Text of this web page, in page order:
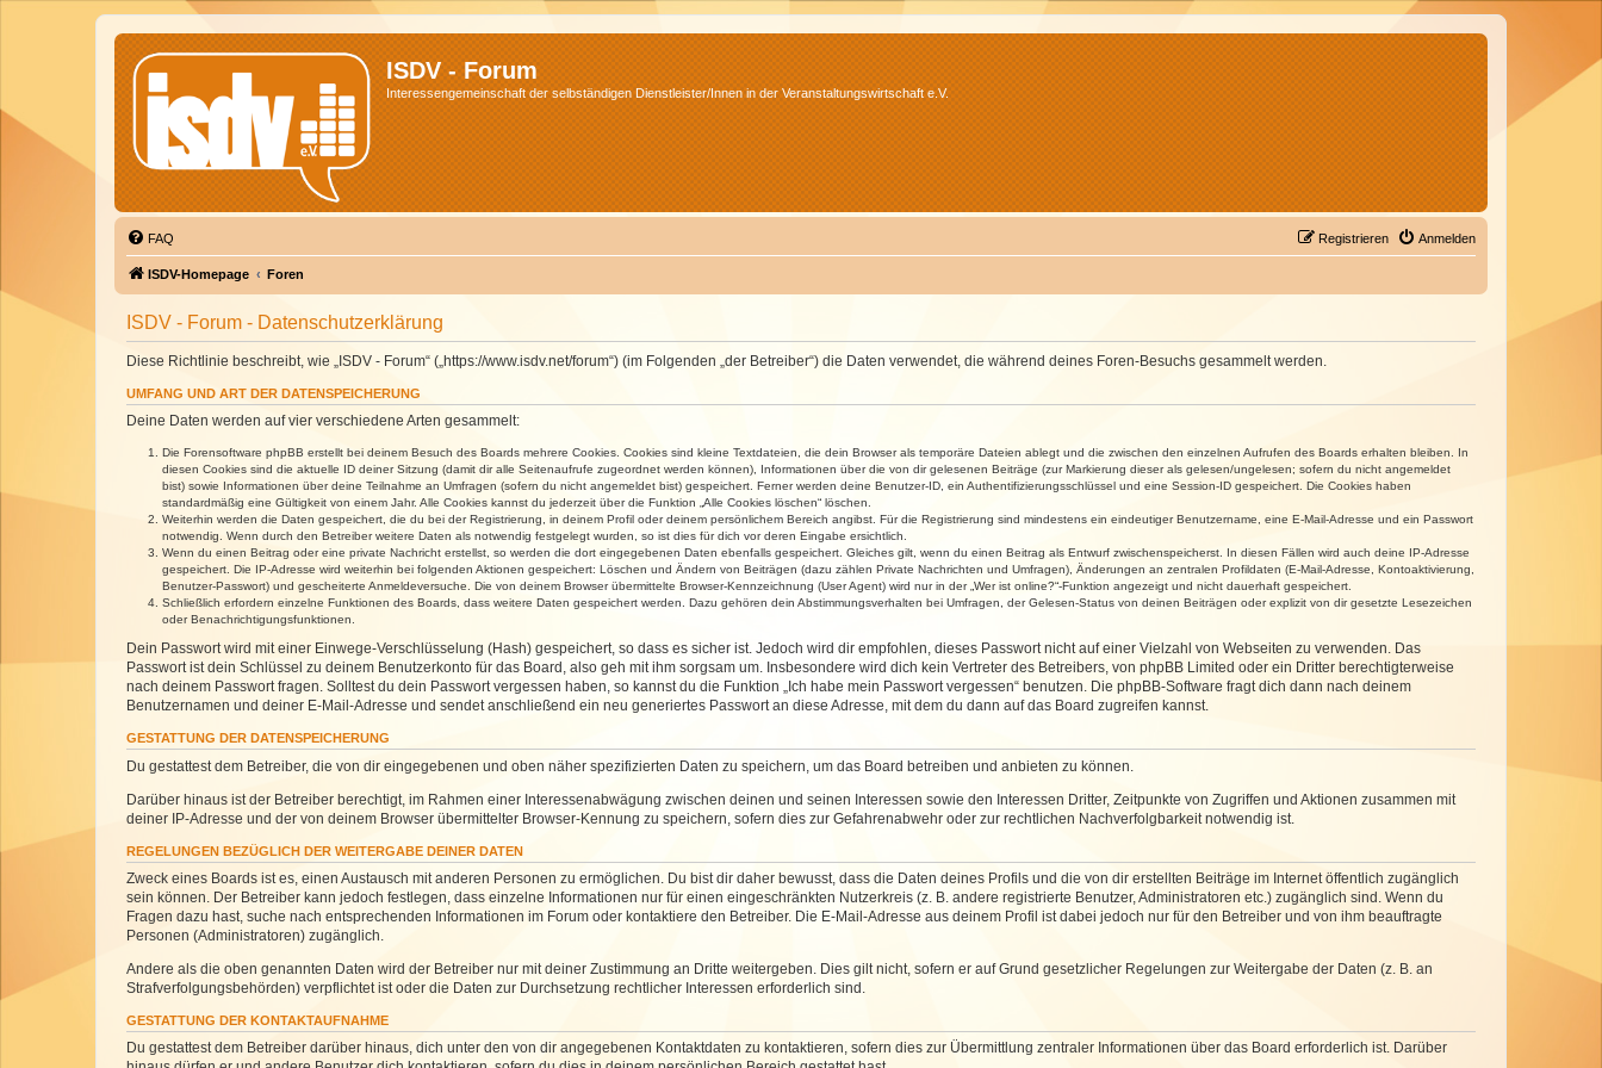
ISDV - Forum
Interessengemeinschaft der selbständigen Dienstleister/Innen in der Veranstaltungswirtschaft e.V.
FAQ Anmelden
Registrieren
ISDV-Homepage Foren
ISDV - Forum - Datenschutzerklärung
Diese Richtlinie beschreibt, wie „ISDV - Forum“ („https://www.isdv.net/forum“) (im Folgenden „der Betreiber“) die Daten verwendet, die während deines Foren-Besuchs gesammelt werden.
UMFANG UND ART DER DATENSPEICHERUNG
Deine Daten werden auf vier verschiedene Arten gesammelt:
Die Forensoftware phpBB erstellt bei deinem Besuch des Boards mehrere Cookies. Cookies sind kleine Textdateien, die dein Browser als temporäre Dateien ablegt und die zwischen den einzelnen Aufrufen des Boards erhalten bleiben. In
diesen Cookies sind die aktuelle ID deiner Sitzung (damit dir alle Seitenaufrufe zugeordnet werden können), Informationen über die von dir gelesenen Beiträge (zur Markierung dieser als gelesen/ungelesen; sofern du nicht angemeldet
bist) sowie Informationen über deine Teilnahme an Umfragen (sofern du nicht angemeldet bist) gespeichert. Ferner werden deine Benutzer-ID, ein Authentifizierungsschlüssel und eine Session-ID gespeichert. Die Cookies haben
standardmäßig eine Gültigkeit von einem Jahr. Alle Cookies kannst du jederzeit über die Funktion „Alle Cookies löschen“ löschen.
Weiterhin werden die Daten gespeichert, die du bei der Registrierung, in deinem Profil oder deinem persönlichem Bereich angibst. Für die Registrierung sind mindestens ein eindeutiger Benutzername, eine E-Mail-Adresse und ein Passwort
notwendig. Wenn durch den Betreiber weitere Daten als notwendig festgelegt wurden, so ist dies für dich vor deren Eingabe ersichtlich.
Wenn du einen Beitrag oder eine private Nachricht erstellst, so werden die dort eingegebenen Daten ebenfalls gespeichert. Gleiches gilt, wenn du einen Beitrag als Entwurf zwischenspeicherst. In diesen Fällen wird auch deine IP-Adresse
gespeichert. Die IP-Adresse wird weiterhin bei folgenden Aktionen gespeichert: Löschen und Ändern von Beiträgen (dazu zählen Private Nachrichten und Umfragen), Änderungen an zentralen Profildaten (E-Mail-Adresse, Kontoaktivierung,
Benutzer-Passwort) und gescheiterte Anmeldeversuche. Die von deinem Browser übermittelte Browser-Kennzeichnung (User Agent) wird nur in der „Wer ist online?“-Funktion angezeigt und nicht dauerhaft gespeichert.
Schließlich erfordern einzelne Funktionen des Boards, dass weitere Daten gespeichert werden. Dazu gehören dein Abstimmungsverhalten bei Umfragen, der Gelesen-Status von deinen Beiträgen oder explizit von dir gesetzte Lesezeichen
oder Benachrichtigungsfunktionen.
Dein Passwort wird mit einer Einwege-Verschlüsselung (Hash) gespeichert, so dass es sicher ist. Jedoch wird dir empfohlen, dieses Passwort nicht auf einer Vielzahl von Webseiten zu verwenden. Das
Passwort ist dein Schlüssel zu deinem Benutzerkonto für das Board, also geh mit ihm sorgsam um. Insbesondere wird dich kein Vertreter des Betreibers, von phpBB Limited oder ein Dritter berechtigterweise
nach deinem Passwort fragen. Solltest du dein Passwort vergessen haben, so kannst du die Funktion „Ich habe mein Passwort vergessen“ benutzen. Die phpBB-Software fragt dich dann nach deinem
Benutzernamen und deiner E-Mail-Adresse und sendet anschließend ein neu generiertes Passwort an diese Adresse, mit dem du dann auf das Board zugreifen kannst.
GESTATTUNG DER DATENSPEICHERUNG
Du gestattest dem Betreiber, die von dir eingegebenen und oben näher spezifizierten Daten zu speichern, um das Board betreiben und anbieten zu können.
Darüber hinaus ist der Betreiber berechtigt, im Rahmen einer Interessenabwägung zwischen deinen und seinen Interessen sowie den Interessen Dritter, Zeitpunkte von Zugriffen und Aktionen zusammen mit
deiner IP-Adresse und der von deinem Browser übermittelter Browser-Kennung zu speichern, sofern dies zur Gefahrenabwehr oder zur rechtlichen Nachverfolgbarkeit notwendig ist.
REGELUNGEN BEZÜGLICH DER WEITERGABE DEINER DATEN
Zweck eines Boards ist es, einen Austausch mit anderen Personen zu ermöglichen. Du bist dir daher bewusst, dass die Daten deines Profils und die von dir erstellten Beiträge im Internet öffentlich zugänglich
sein können. Der Betreiber kann jedoch festlegen, dass einzelne Informationen nur für einen eingeschränkten Nutzerkreis (z. B. andere registrierte Benutzer, Administratoren etc.) zugänglich sind. Wenn du
Fragen dazu hast, suche nach entsprechenden Informationen im Forum oder kontaktiere den Betreiber. Die E-Mail-Adresse aus deinem Profil ist dabei jedoch nur für den Betreiber und von ihm beauftragte
Personen (Administratoren) zugänglich.
Andere als die oben genannten Daten wird der Betreiber nur mit deiner Zustimmung an Dritte weitergeben. Dies gilt nicht, sofern er auf Grund gesetzlicher Regelungen zur Weitergabe der Daten (z. B. an
Strafverfolgungsbehörden) verpflichtet ist oder die Daten zur Durchsetzung rechtlicher Interessen erforderlich sind.
GESTATTUNG DER KONTAKTAUFNAHME
Du gestattest dem Betreiber darüber hinaus, dich unter den von dir angegebenen Kontaktdaten zu kontaktieren, sofern dies zur Übermittlung zentraler Informationen über das Board erforderlich ist. Darüber